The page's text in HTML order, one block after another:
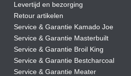
Levertijd en bezorging
Retour artikelen
Service & Garantie Kamado Joe
Service & Garantie Masterbuilt
Service & Garantie Broil King
Service & Garantie Bestcharcoal
Service & Garantie Meater